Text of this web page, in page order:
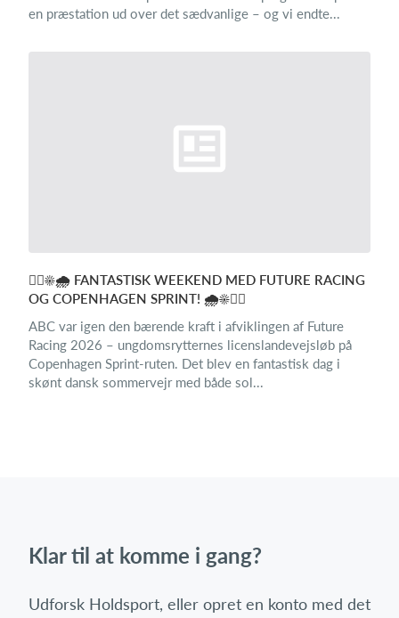
en præstation ud over det sædvanlige – og vi endte...
🚴‍♂️☀️🌧️ FANTASTISK WEEKEND MED FUTURE RACING
OG COPENHAGEN SPRINT! 🌧️☀️🚴‍♀️
ABC var igen den bærende kraft i afviklingen af Future
Racing 2026 – ungdomsrytternes licenslandevejsløb på
Copenhagen Sprint-ruten. Det blev en fantastisk dag i
skønt dansk sommervejr med både sol...
Klar til at komme i gang?
Udforsk Holdsport, eller opret en konto med det